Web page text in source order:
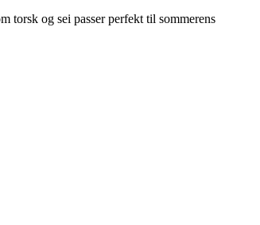
torsk og sei passer perfekt til sommerens